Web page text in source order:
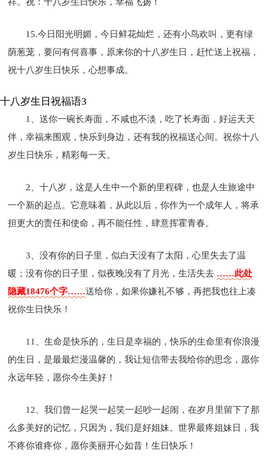
15.今日阳光明媚，今日鲜花灿烂，还有小鸟欢叫，更有绿
荫葱茏，要问有何喜事，原来你的十八岁生日，赶忙送上祝福，
祝十八岁生日快乐，心想事成。
十八岁生日祝福语3
1、送你一碗长寿面，不咸也不淡，吃了长寿面，好运天天
伴，幸福来围观，快乐到身边，还有我的祝福送心间。祝你十八
岁生日快乐，精彩每一天。
2、十八岁，这是人生中一个新的里程碑，也是人生旅途中
一个新的起点。它意味着，从此以后，你作为一个成年人，将承
担更大的责任和使命，再不能任性，肆意挥霍青春。
3、没有你的日子里，似白天没有了太阳，心里失去了温
暖；没有你的日子里，似夜晚没有了月光，生活失去 ……此处
隐藏18476个字……送给你，如果你嫌礼不够，再把我也往上凑
祝你生日快乐！
11、生命是快乐的，生日是幸福的，快乐的生命里有你浪漫
的生日，是最最烂漫温馨的，我让短信带去我给你的思念，愿你
永远年轻，愿你今生美好！
12、我们曾一起哭一起笑一起吵一起闹，在岁月里留下了那
么多美好的记忆，只因为，我们是好姐妹。世界最疼姐妹日，我
不疼你谁疼你，愿你美丽开心如昔！生日快乐！